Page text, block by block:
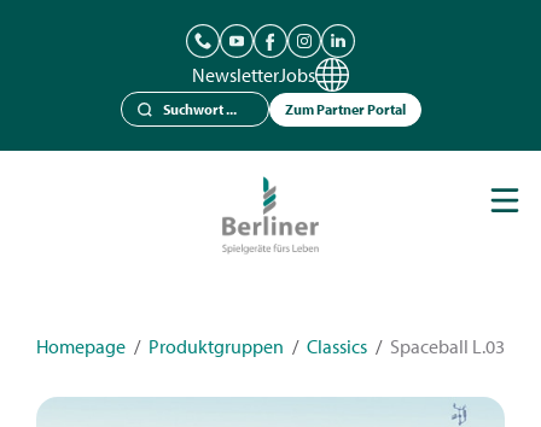
NewsletterJobs
Zum Partner Portal
Homepage / Produktgruppen / Classics / Spaceball L.03